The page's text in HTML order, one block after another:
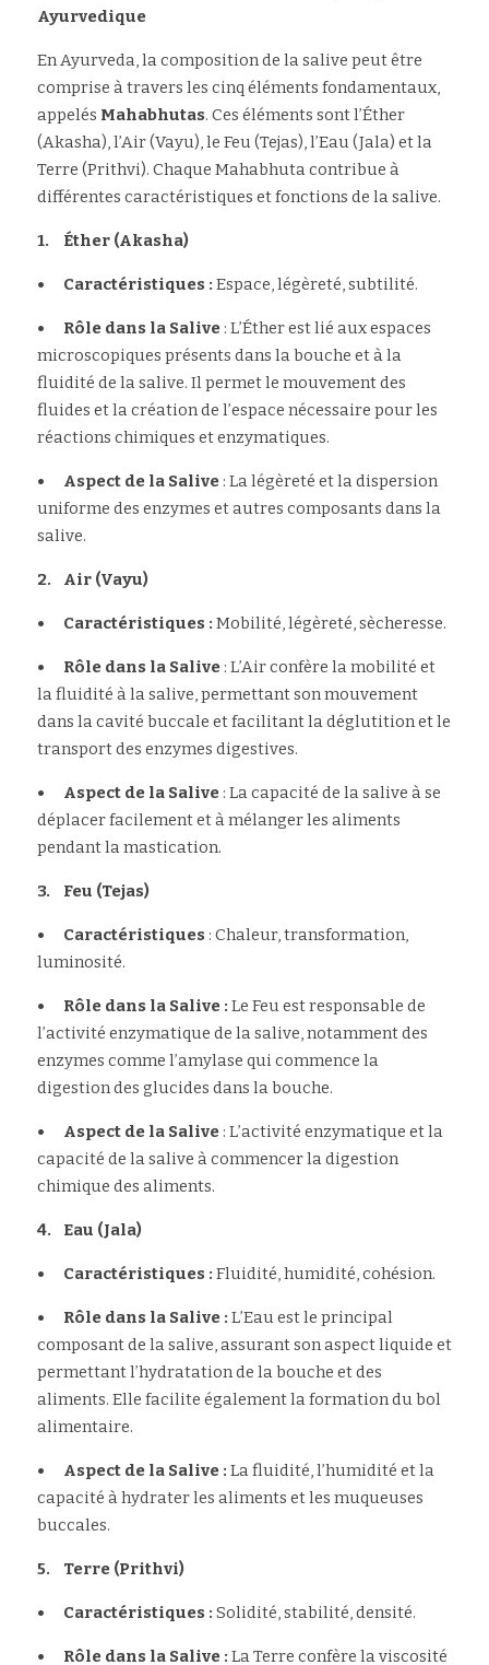
Ayurvedique
En Ayurveda, la composition de la salive peut être
comprise à travers les cinq éléments fondamentaux,
appelés Mahabhutas. Ces éléments sont l’Éther
(Akasha), l’Air (Vayu), le Feu (Tejas), l’Eau (Jala) et la
Terre (Prithvi). Chaque Mahabhuta contribue à
différentes caractéristiques et fonctions de la salive.
1.	Éther (Akasha)
•	Caractéristiques : Espace, légèreté, subtilité.
•	Rôle dans la Salive : L’Éther est lié aux espaces
microscopiques présents dans la bouche et à la
fluidité de la salive. Il permet le mouvement des
fluides et la création de l’espace nécessaire pour les
réactions chimiques et enzymatiques.
•	Aspect de la Salive : La légèreté et la dispersion
uniforme des enzymes et autres composants dans la
salive.
2.	Air (Vayu)
•	Caractéristiques : Mobilité, légèreté, sècheresse.
•	Rôle dans la Salive : L’Air confère la mobilité et
la fluidité à la salive, permettant son mouvement
dans la cavité buccale et facilitant la déglutition et le
transport des enzymes digestives.
•	Aspect de la Salive : La capacité de la salive à se
déplacer facilement et à mélanger les aliments
pendant la mastication.
3.	Feu (Tejas)
•	Caractéristiques : Chaleur, transformation,
luminosité.
•	Rôle dans la Salive : Le Feu est responsable de
l’activité enzymatique de la salive, notamment des
enzymes comme l’amylase qui commence la
digestion des glucides dans la bouche.
•	Aspect de la Salive : L’activité enzymatique et la
capacité de la salive à commencer la digestion
chimique des aliments.
4.	Eau (Jala)
•	Caractéristiques : Fluidité, humidité, cohésion.
•	Rôle dans la Salive : L’Eau est le principal
composant de la salive, assurant son aspect liquide et
permettant l’hydratation de la bouche et des
aliments. Elle facilite également la formation du bol
alimentaire.
•	Aspect de la Salive : La fluidité, l’humidité et la
capacité à hydrater les aliments et les muqueuses
buccales.
5.	Terre (Prithvi)
•	Caractéristiques : Solidité, stabilité, densité.
•	Rôle dans la Salive : La Terre confère la viscosité